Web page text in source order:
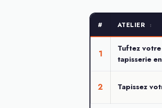
# ATELIER ↕
1
Tuftez
tapisserie
2 Tapissez